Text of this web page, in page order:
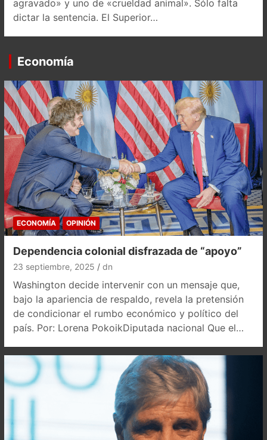
agravado» y uno de «crueldad animal». Sólo falta
dictar la sentencia. El Superior…
Economía
ECONOMÍA OPINIÓN
Dependencia colonial disfrazada de “apoyo”
23 septiembre, 2025 dn
Washington decide intervenir con un mensaje que,
bajo la apariencia de respaldo, revela la pretensión
de condicionar el rumbo económico y político del
país. Por: Lorena PokoikDiputada nacional Que el…